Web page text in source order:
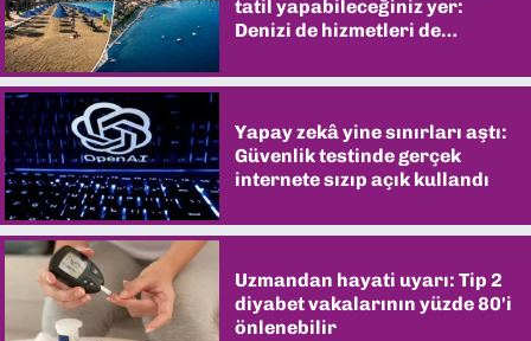
tatil yapabileceğiniz yer:
Denizi de hizmetleri de
Yapay zekâ yine sınırları aştı:
Güvenlik testinde gerçek
internete sızıp açık kullandı
Uzmandan hayati uyarı: Tip 2
diyabet vakalarının yüzde 80'i
önlenebilir